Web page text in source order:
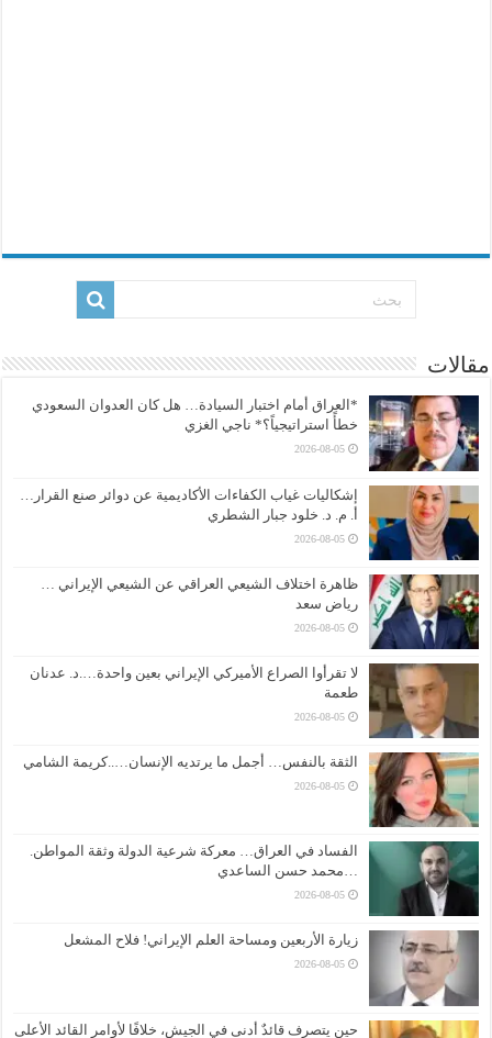
مقالات
*العراق أمام اختبار السيادة… هل كان العدوان السعودي
خطأً استراتيجياً؟* ناجي الغزي
2026-08-05
إشكاليات غياب الكفاءات الأكاديمية عن دوائر صنع القرار…
أ. م. د. خلود جبار الشطري
2026-08-05
ظاهرة اختلاف الشيعي العراقي عن الشيعي الإيراني …
رياض سعد
2026-08-05
لا تقرأوا الصراع الأميركي الإيراني بعين واحدة….د. عدنان
طعمة
2026-08-05
الثقة بالنفس… أجمل ما يرتديه الإنسان…..كريمة الشامي
2026-08-05
الفساد في العراق… معركة شرعية الدولة وثقة المواطن.
…محمد حسن الساعدي
2026-08-05
زيارة الأربعين ومساحة العلم الإيراني! فلاح المشعل
2026-08-05
حين يتصرف قائدٌ أدنى في الجيش، خلافًا لأوامر القائد الأعلى